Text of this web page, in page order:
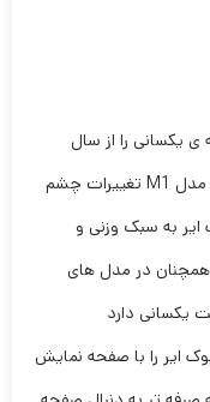
یکسانی را از سال
2010 تا سال 2020 طی نمود و بعد از آن در مدل M1 تغییرات چشم
به سبک وزنی و
در مدل های
یکسانی دارد
مک بوک ایر را با صفحه نمایش